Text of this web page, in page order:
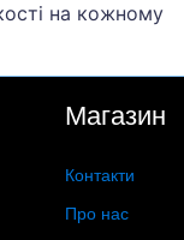
на кожному
Магазин
Контакти
Про нас